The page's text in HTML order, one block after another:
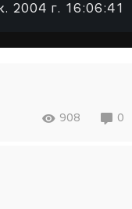
2004 г. 16:06:41
908 0